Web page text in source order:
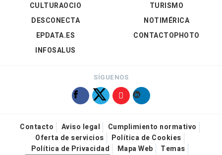
CULTURAOCIO
DESCONECTA
EPDATA.ES
INFOSALUS
TURISMO
NOTIMÉRICA
CONTACTOPHOTO
SÍGUENOS
Contacto Aviso legal
Cumplimiento normativo
Oferta de servicios
Política de Cookies
Política de Privacidad
Mapa Web Temas